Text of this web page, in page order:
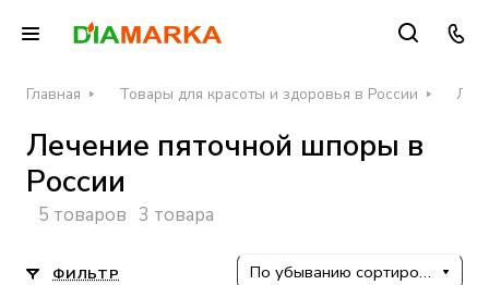
Главная Товары для красоты и здоровья в России
Лечение пяточной шпоры в
России
5 товаров 3 товара
ФИЛЬТР По убыванию сортировки